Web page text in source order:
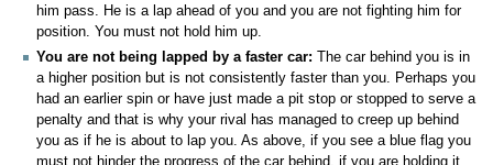
him pass. He is a lap ahead of you and you are not fighting him for
position. You must not hold him up.
You are not being lapped by a faster car: The car behind you is in
a higher position but is not consistently faster than you. Perhaps you
had an earlier spin or have just made a pit stop or stopped to serve a
penalty and that is why your rival has managed to creep up behind
you as if he is about to lap you. As above, if you see a blue flag you
must not hinder the progress of the car behind, if you are holding it